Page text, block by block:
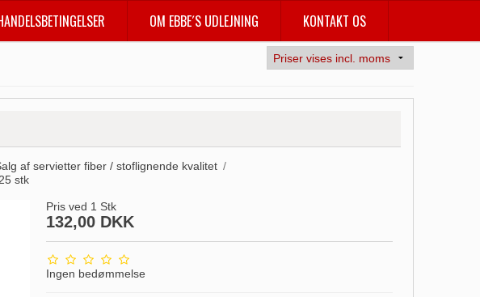
OM EBBE´S UDLEJNING KONTAKT OS
af servietter fiber / stoflignende kvalitet /
stk
Pris ved 1 Stk
132,00 DKK
Ingen bedømmelse